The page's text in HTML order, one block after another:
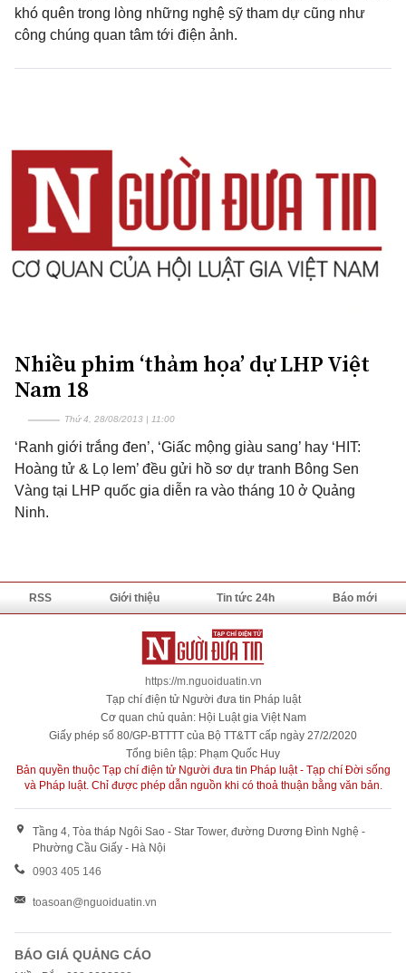
khó quên trong lòng những nghệ sỹ tham dự cũng như
công chúng quan tâm tới điện ảnh.
Nhiều phim ‘thảm họa’ dự LHP Việt
Nam 18
Thứ 4, 28/08/2013 | 11:00
‘Ranh giới trắng đen’, ‘Giấc mộng giàu sang’ hay ‘HIT:
Hoàng tử & Lọ lem’ đều gửi hồ sơ dự tranh Bông Sen
Vàng tại LHP quốc gia diễn ra vào tháng 10 ở Quảng
Ninh.
RSS Giới thiệu Tin tức 24h Báo mới
https://m.nguoiduatin.vn
Tạp chí điện tử Người đưa tin Pháp luật
Cơ quan chủ quản: Hội Luật gia Việt Nam
Giấy phép số 80/GP-BTTTT của Bộ TT&TT cấp ngày 27/2/2020
Tổng biên tập: Phạm Quốc Huy
Bản quyền thuộc Tạp chí điện tử Người đưa tin Pháp luật - Tạp chí Đời sống
và Pháp luật. Chỉ được phép dẫn nguồn khi có thoả thuận bằng văn bản.
Tầng 4, Tòa tháp Ngôi Sao - Star Tower, đường Dương Đình Nghệ -
Phường Cầu Giấy - Hà Nội
0903 405 146
toasoan@nguoiduatin.vn
BÁO GIÁ QUẢNG CÁO